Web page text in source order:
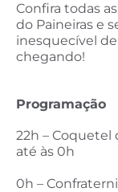
Confira todas
do Paineiras e
inesquecível
chegando!
Programação
22h – Coquetel
até às 0h
0h –